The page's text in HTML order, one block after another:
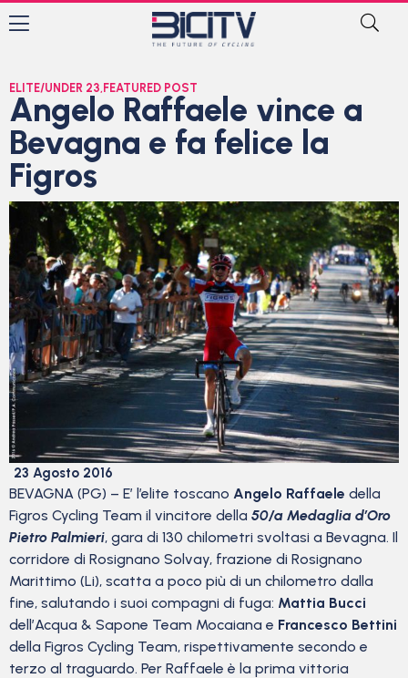
ELITE/UNDER 23, FEATURED POST
Angelo Raffaele vince a
Bevagna e fa felice la
Figros
23 Agosto 2016
BEVAGNA (PG) – E’ l’elite toscano Angelo Raffaele della
Figros Cycling Team il vincitore della 50/a Medaglia d’Oro
Pietro Palmieri, gara di 130 chilometri svoltasi a Bevagna. Il
corridore di Rosignano Solvay, frazione di Rosignano
Marittimo (Li), scatta a poco più di un chilometro dalla
fine, salutando i suoi compagni di fuga: Mattia Bucci
dell’Acqua & Sapone Team Mocaiana e Francesco Bettini
della Figros Cycling Team, rispettivamente secondo e
terzo al traguardo. Per Raffaele è la prima vittoria